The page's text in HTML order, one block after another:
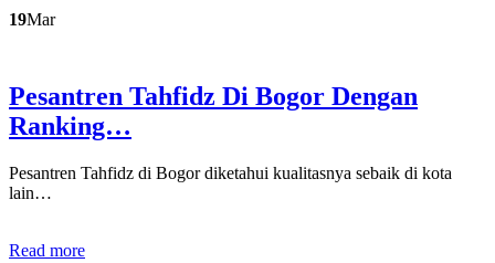
19Mar
Pesantren Tahfidz Di Bogor Dengan
Ranking…
Pesantren Tahfidz di Bogor diketahui kualitasnya sebaik di kota
lain…
Read more